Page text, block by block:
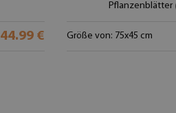
44.99 €
Pflanzenblätter
Größe von: 75x45 cm